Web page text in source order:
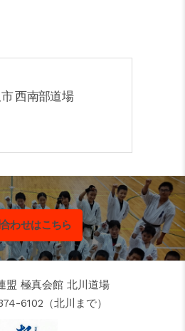
西南部道場
わせはこちら
盟 極真会館 北川道場
6102（北川まで）